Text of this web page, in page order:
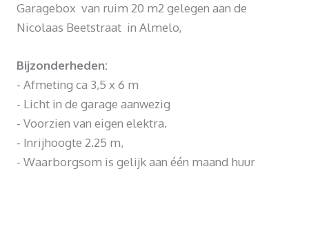
Garagebox van ruim 20 m2 gelegen aan de
Nicolaas Beetstraat in Almelo,
Bijzonderheden:
- Afmeting ca 3,5 x 6 m
- Licht in de garage aanwezig
- Voorzien van eigen elektra.
- Inrijhoogte 2.25 m,
- Waarborgsom is gelijk aan één maand huur